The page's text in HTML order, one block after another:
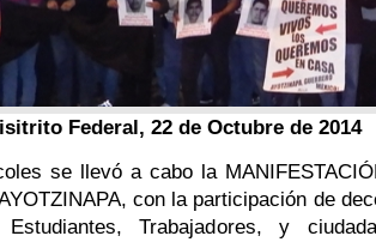
Federal, 22 de Octubre de 2014
se llevó a cabo la
con la participación de
Trabajadores, y